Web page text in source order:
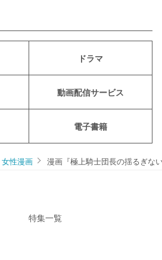
ドラマ
動画配信サービス
電子書籍
女性漫画 漫画『極上騎士団長の揺るぎな
特集一覧